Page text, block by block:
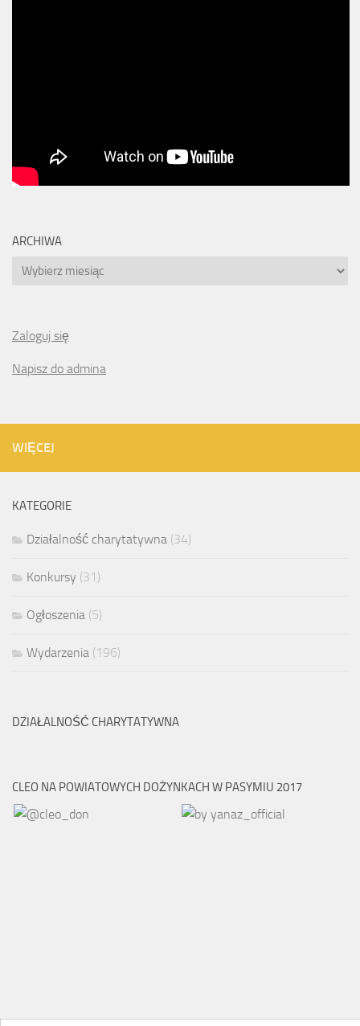
ARCHIWA
Archiwa
Zaloguj się
Napisz do admina
WIĘCEJ
KATEGORIE
Działalność charytatywna (34)
Konkursy (31)
Ogłoszenia (5)
Wydarzenia (196)
DZIAŁALNOŚĆ CHARYTATYWNA
CLEO NA POWIATOWYCH DOŻYNKACH W PASYMIU 2017